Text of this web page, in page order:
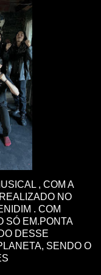
, COM A
NO
. COM
SÓ EM.PONTA
DESSE
SENDO O